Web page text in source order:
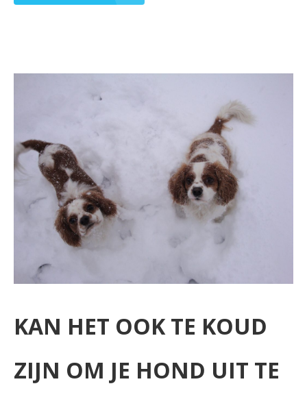
KAN HET OOK TE KOUD
ZIJN OM JE HOND UIT TE